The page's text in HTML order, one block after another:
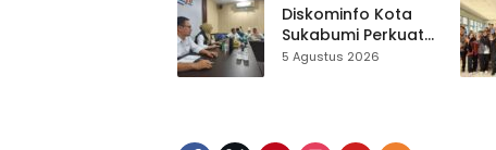
Terbuka Beri Data
Diskominfo Kota
Sukabumi Perkuat
Satu Data
Dikebut
5 Agustus 2026